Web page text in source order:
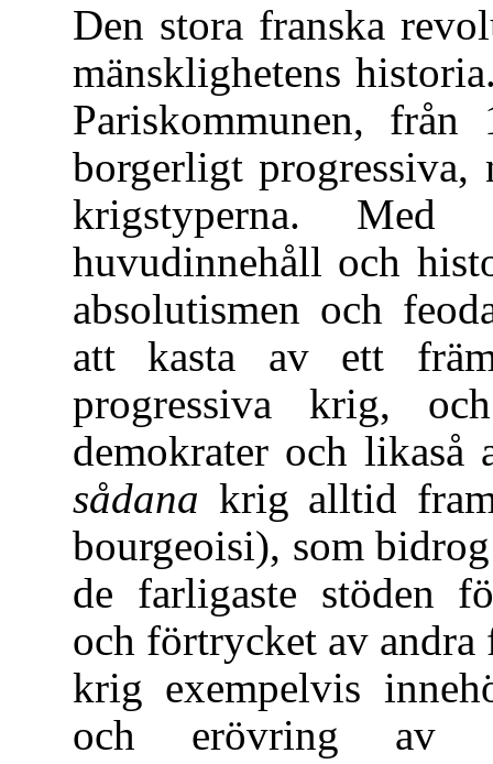
Den stora franska
mänsklighetens
Pariskommunen,
borgerligt
krigstyperna.
huvudinnehåll och
absolutismen och
att kasta av ett
progressiva krig,
demokrater och likaså
sådana krig alltid
bourgeoisi), som
de farligaste stöden
och förtrycket av
krig exempelvis
och erövring av